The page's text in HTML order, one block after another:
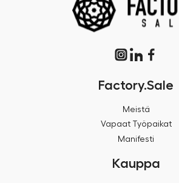
Factory.Sale
Meistä
Vapaat Työpaikat
Manifesti
Kauppa